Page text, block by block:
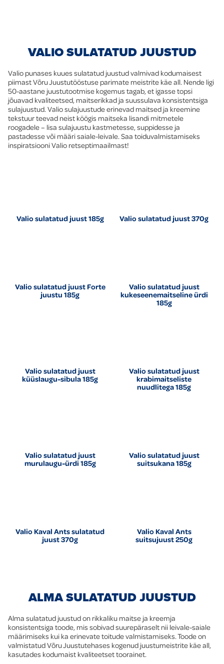
VALIO SULATATUD JUUSTUD
Valio punases kuues sulatatud juustud valmivad kodumaisest
piimast Võru Juustutööstuse parimate meistrite käe all. Nende ligi
50-aastane juustutootmise kogemus tagab, et igasse topsi
jõuavad kvaliteetsed, maitserikkad ja suussulava konsistentsiga
sulajuustud. Valio sulajuustude erinevad maitsed ja kreemine
tekstuur teevad neist köögis maitseka lisandi mitmetele
roogadele – lisa sulajuustu kastmetesse, suppidesse ja
pastadesse või määri saiale-leivale. Saa toiduvalmistamiseks
inspiratsiooni Valio retseptimaailmast!
Valio sulatatud juust 185g Valio sulatatud juust 370g
Valio sulatatud juust Forte
juustu 185g
Valio sulatatud juust
kukeseenemaitseline ürdi
185g
Valio sulatatud juust
küüslaugu-sibula 185g
Valio sulatatud juust
krabimaitseliste
nuudlitega 185g
Valio sulatatud juust
murulaugu-ürdi 185g
Valio sulatatud juust
suitsukana 185g
Valio Kaval Ants sulatatud
juust 370g
Valio Kaval Ants
suitsujuust 250g
ALMA SULATATUD JUUSTUD
Alma sulatatud juustud on rikkaliku maitse ja kreemja
konsistentsiga toode, mis sobivad suurepäraselt nii leivale-saiale
määrimiseks kui ka erinevate toitude valmistamiseks. Toode on
valmistatud Võru Juustutehases kogenud juustumeistrite käe all,
kasutades kodumaist kvaliteetset toorainet.